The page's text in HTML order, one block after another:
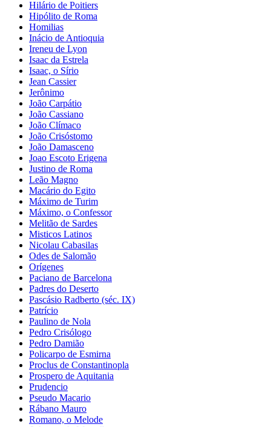
Hilário de Poitiers
Hipólito de Roma
Homilias
Inácio de Antioquia
Ireneu de Lyon
Isaac da Estrela
Isaac, o Sírio
Jean Cassier
Jerônimo
João Carpátio
João Cassiano
João Clímaco
João Crisóstomo
João Damasceno
Joao Escoto Erigena
Justino de Roma
Leão Magno
Macário do Egito
Máximo de Turim
Máximo, o Confessor
Melitão de Sardes
Misticos Latinos
Nicolau Cabasilas
Odes de Salomão
Orígenes
Paciano de Barcelona
Padres do Deserto
Pascásio Radberto (séc. IX)
Patrício
Paulino de Nola
Pedro Crisólogo
Pedro Damião
Policarpo de Esmirna
Proclus de Constantinopla
Prospero de Aquitania
Prudencio
Pseudo Macario
Rábano Mauro
Romano, o Melode